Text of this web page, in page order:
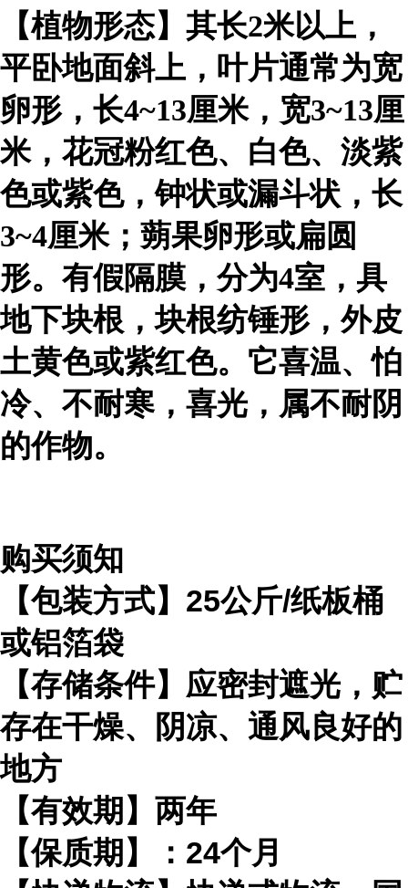
【植物形态】其长2米以上，
平卧地面斜上，叶片通常为宽
卵形，长4~13厘米，宽3~13厘
米，花冠粉红色、白色、淡紫
色或紫色，钟状或漏斗状，长
3~4厘米；蒴果卵形或扁圆
形。有假隔膜，分为4室，具
地下块根，块根纺锤形，外皮
土黄色或紫红色。它喜温、怕
冷、不耐寒，喜光，属不耐阴
的作物。
购买须知
【包装方式】25公斤/纸板桶
或铝箔袋
【存储条件】应密封遮光，贮
存在干燥、阴凉、通风良好的
地方
【有效期】两年
【保质期】：24个月